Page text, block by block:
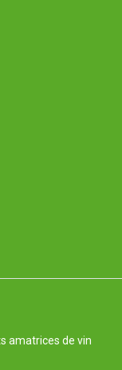
amatrices de vin